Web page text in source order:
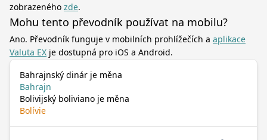
zobrazeného zde.
Mohu tento převodník používat na mobilu?
Ano. Převodník funguje v mobilních prohlížečích a aplikace
Valuta EX je dostupná pro iOS a Android.
Bahrajnský dinár je měna
Bahrajn
Bolivijský boliviano je měna
Bolívie